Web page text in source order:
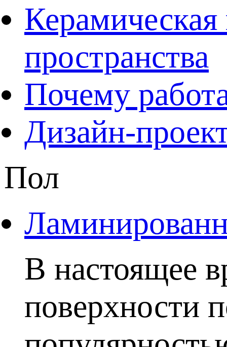
пространства
Почему
Дизайн-
Пол
В настоящее
поверхности